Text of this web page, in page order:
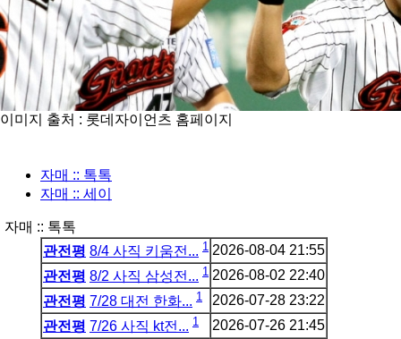
이미지 출처 : 롯데자이언츠 홈페이지
자매 :: 톡톡
자매 :: 세이
자매 :: 톡톡
관전평 8/4 사직 키움전... 1 2026-08-04 21:55
관전평 8/2 사직 삼성전... 1 2026-08-02 22:40
관전평 7/28 대전 한화... 1 2026-07-28 23:22
관전평 7/26 사직 kt전... 1 2026-07-26 21:45